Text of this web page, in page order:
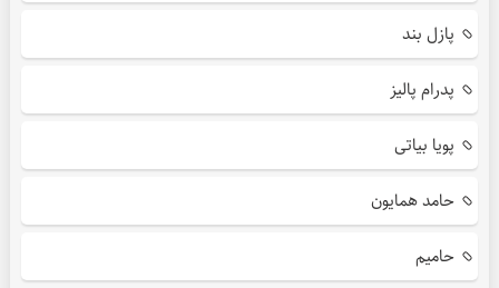
پازل بند
پدرام پالیز
پویا بیاتی
حامد همایون
حامیم